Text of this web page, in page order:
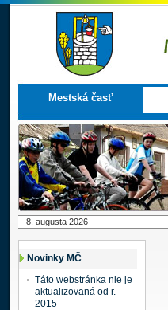
Mestská časť
8. augusta 2026
Novinky MČ
Táto webstránka nie je
aktualizovaná od r.
2015